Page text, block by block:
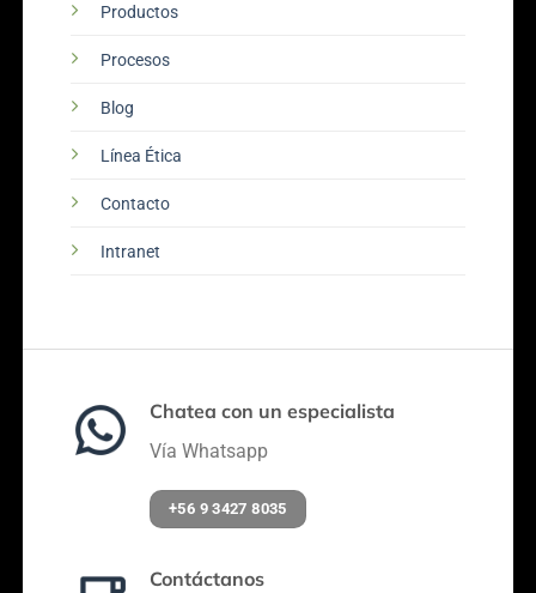
Productos
Procesos
Blog
Línea Ética
Contacto
Intranet
Chatea con un especialista
Vía Whatsapp
+56 9 3427 8035
Contáctanos